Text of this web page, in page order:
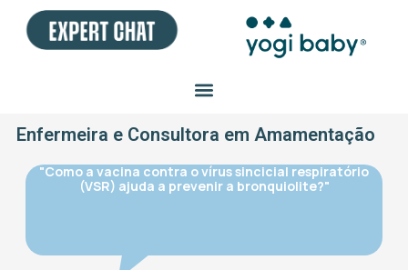
Enfermeira e Consultora em Amamentação
"Como a vacina contra o vírus sincicial respiratório
(VSR) ajuda a prevenir a bronquiolite?"